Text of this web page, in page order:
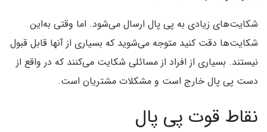
شکایت‌های زیادی به پی پال ارسال می‌شود. اما وقتی به‌این
شکایت‌ها دقت کنید متوجه می‌شوید که بسیاری از آنها قابل قبول
نیستند. بسیاری از افراد از مسائلی شکایت می‌کنند که در واقع از
دست پی پال خارج است و مشکلات مشتریان است.
نقاط قوت پی پال